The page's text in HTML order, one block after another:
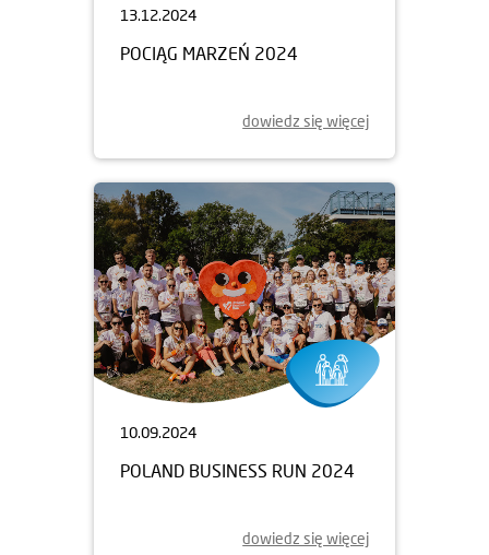
13.12.2024
POCIĄG MARZEŃ 2024
dowiedz się więcej
10.09.2024
POLAND BUSINESS RUN 2024
dowiedz się więcej